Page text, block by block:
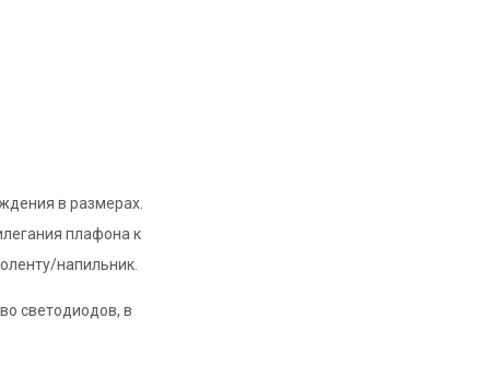
в размерах.
плафона к
напильник.
светодиодов, в